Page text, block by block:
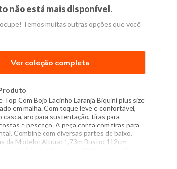
não está mais disponível.
Temos muitas outras opções que você
Ver coleção completa
Top Com Bojo Lacinho Laranja Biquíni plus size
em malha. Com toque leve e confortável,
casca, aro para sustentação, tiras para
e pescoço. A peça conta com tiras para
Combine com diversas partes de baixo.
da Modelo: Altura: 1,73m Busto: 112cm
120cm Manequim: 46 Modelo veste